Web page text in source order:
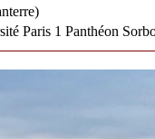
Paris 1 Panthéon